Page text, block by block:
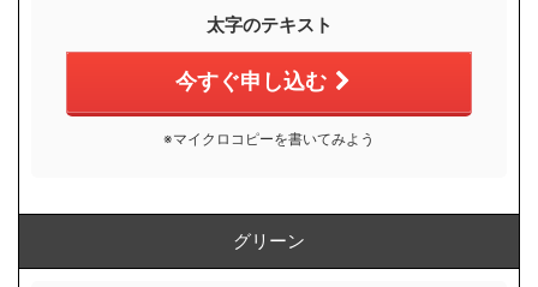
太字のテキスト
今すぐ申し込む
※マイクロコピーを書いてみよう
グリーン